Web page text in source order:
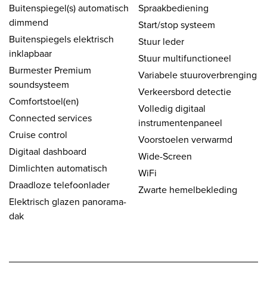
Buitenspiegel(s) automatisch
dimmend
Buitenspiegels elektrisch
inklapbaar
Burmester Premium
soundsysteem
Comfortstoel(en)
Connected services
Cruise control
Digitaal dashboard
Dimlichten automatisch
Draadloze telefoonlader
Elektrisch glazen panorama-
dak
Spraakbediening
Start/stop systeem
Stuur leder
Stuur multifunctioneel
Variabele stuuroverbrenging
Verkeersbord detectie
Volledig digitaal
instrumentenpaneel
Voorstoelen verwarmd
Wide-Screen
WiFi
Zwarte hemelbekleding